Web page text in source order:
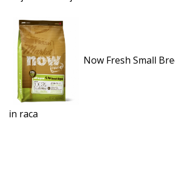
Now Fresh Small
in raca